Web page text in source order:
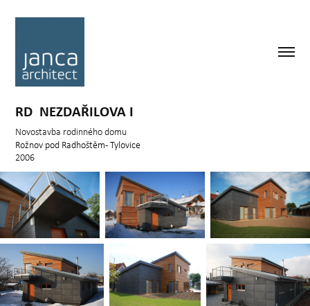
RD  NEZDAŘILOVA I
Rožnov pod Radhoštěm - Tylovice
2006